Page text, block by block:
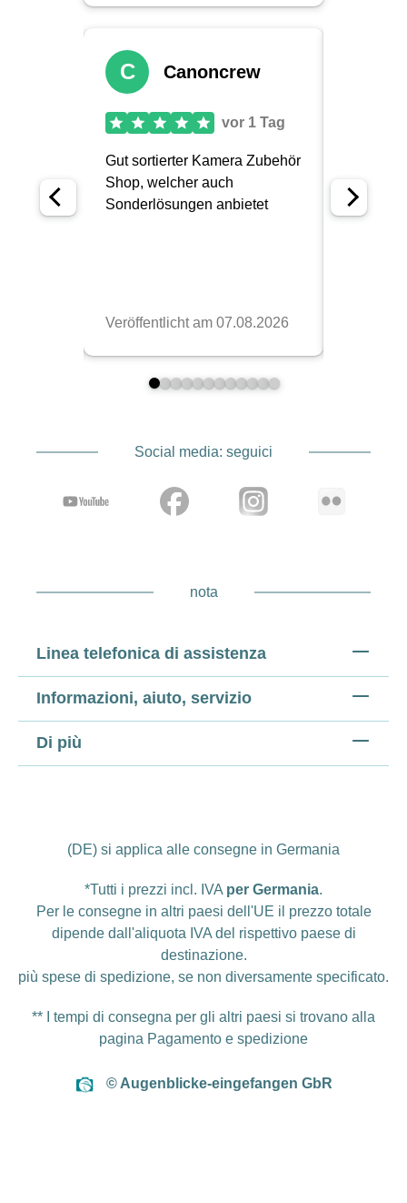
Social media: seguici
nota
Linea telefonica di assistenza
Informazioni, aiuto, servizio
Di più
(DE) si applica alle consegne in Germania
*Tutti i prezzi incl. IVA per Germania.
Per le consegne in altri paesi dell'UE il prezzo totale
dipende dall'aliquota IVA del rispettivo paese di
destinazione.
più spese di spedizione, se non diversamente specificato.
** I tempi di consegna per gli altri paesi si trovano alla
pagina Pagamento e spedizione
© Augenblicke-eingefangen GbR